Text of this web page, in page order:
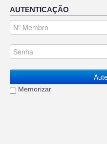
CONTACTOS
SEDAP
AUTENTICAÇÃO
Memorizar